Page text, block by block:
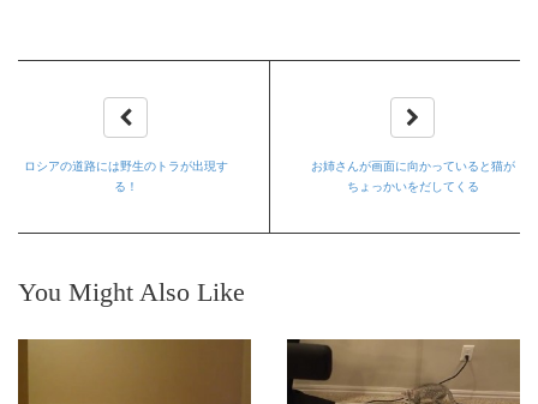
ロシアの道路には野生のトラが出現す
る！
お姉さんが画面に向かっていると猫が
ちょっかいをだしてくる
You Might Also Like